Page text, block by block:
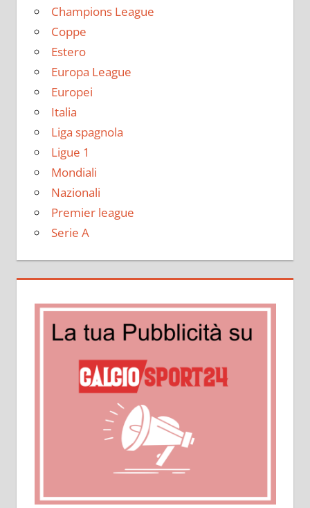
Champions League
Coppe
Estero
Europa League
Europei
Italia
Liga spagnola
Ligue 1
Mondiali
Nazionali
Premier league
Serie A